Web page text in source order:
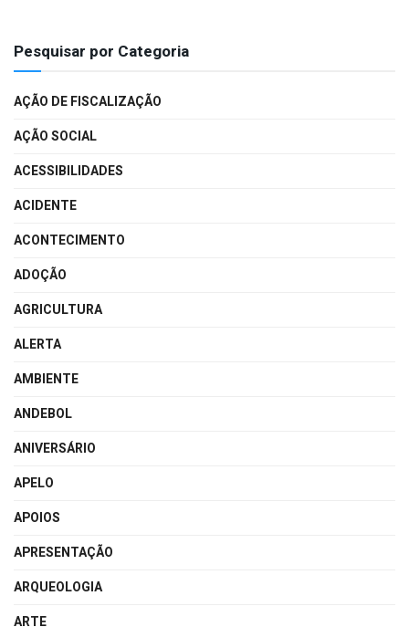
Pesquisar por Categoria
AÇÃO DE FISCALIZAÇÃO
AÇÃO SOCIAL
ACESSIBILIDADES
ACIDENTE
ACONTECIMENTO
ADOÇÃO
AGRICULTURA
ALERTA
AMBIENTE
ANDEBOL
ANIVERSÁRIO
APELO
APOIOS
APRESENTAÇÃO
ARQUEOLOGIA
ARTE